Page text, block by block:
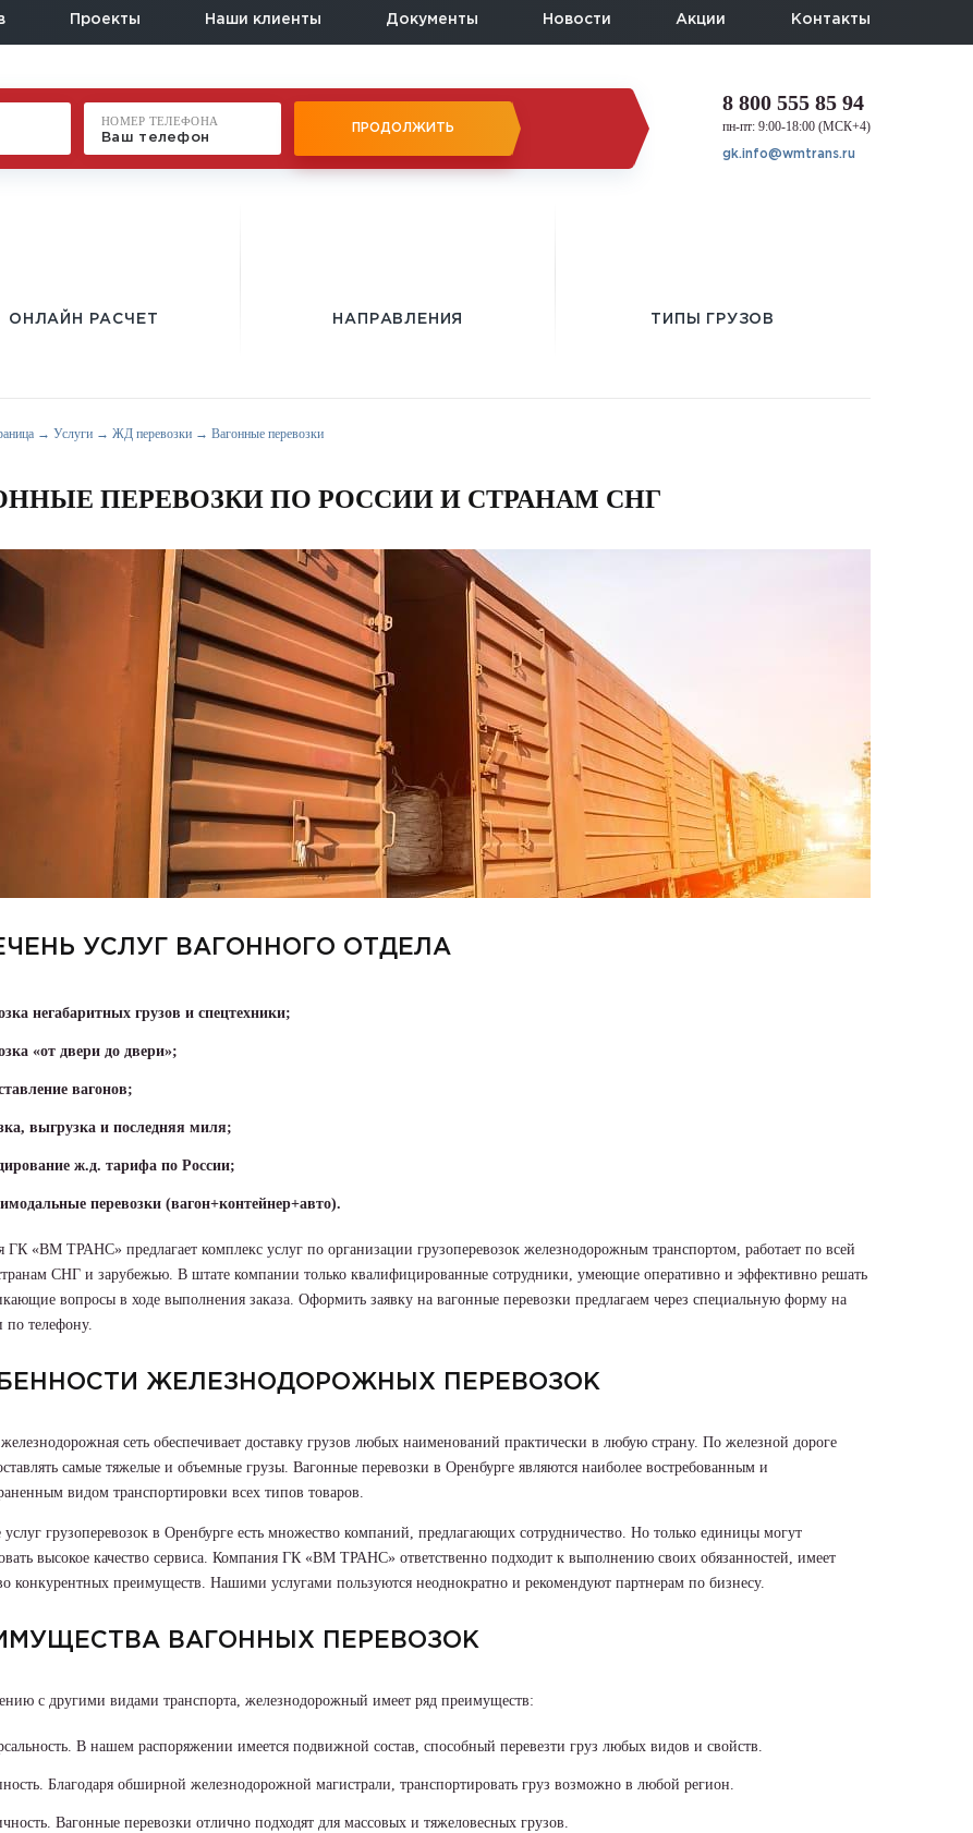
Проекты Наши клиенты Документы Новости Акции Контакты
НОМЕР ТЕЛЕФОНА
ПРОДОЛЖИТЬ
8 800 555 85 94
пн-пт: 9:00-18:00 (МСК+4)
gk.info@wmtrans.ru
ОНЛАЙН РАСЧЕТ НАПРАВЛЕНИЯ ТИПЫ ГРУЗОВ
→ Услуги → ЖД перевозки → Вагонные перевозки
ПЕРЕВОЗКИ ПО РОССИИ И СТРАНАМ СНГ
УСЛУГ ВАГОННОГО ОТДЕЛА
негабаритных грузов и спецтехники;
«от двери до двери»;
вагонов;
выгрузка и последняя миля;
ж.д. тарифа по России;
перевозки (вагон+контейнер+авто).
ГК «ВМ ТРАНС» предлагает комплекс услуг по организации грузоперевозок железнодорожным транспортом, работает по всей
СНГ и зарубежью. В штате компании только квалифицированные сотрудники, умеющие оперативно и эффективно решать
вопросы в ходе выполнения заказа. Оформить заявку на вагонные перевозки предлагаем через специальную форму на
по телефону.
ЖЕЛЕЗНОДОРОЖНЫХ ПЕРЕВОЗОК
железнодорожная сеть обеспечивает доставку грузов любых наименований практически в любую страну. По железной дороге
самые тяжелые и объемные грузы. Вагонные перевозки в Оренбурге являются наиболее востребованным и
видом транспортировки всех типов товаров.
грузоперевозок в Оренбурге есть множество компаний, предлагающих сотрудничество. Но только единицы могут
высокое качество сервиса. Компания ГК «ВМ ТРАНС» ответственно подходит к выполнению своих обязанностей, имеет
конкурентных преимуществ. Нашими услугами пользуются неоднократно и рекомендуют партнерам по бизнесу.
ВАГОННЫХ ПЕРЕВОЗОК
с другими видами транспорта, железнодорожный имеет ряд преимуществ:
В нашем распоряжении имеется подвижной состав, способный перевезти груз любых видов и свойств.
Благодаря обширной железнодорожной магистрали, транспортировать груз возможно в любой регион.
Вагонные перевозки отлично подходят для массовых и тяжеловесных грузов.